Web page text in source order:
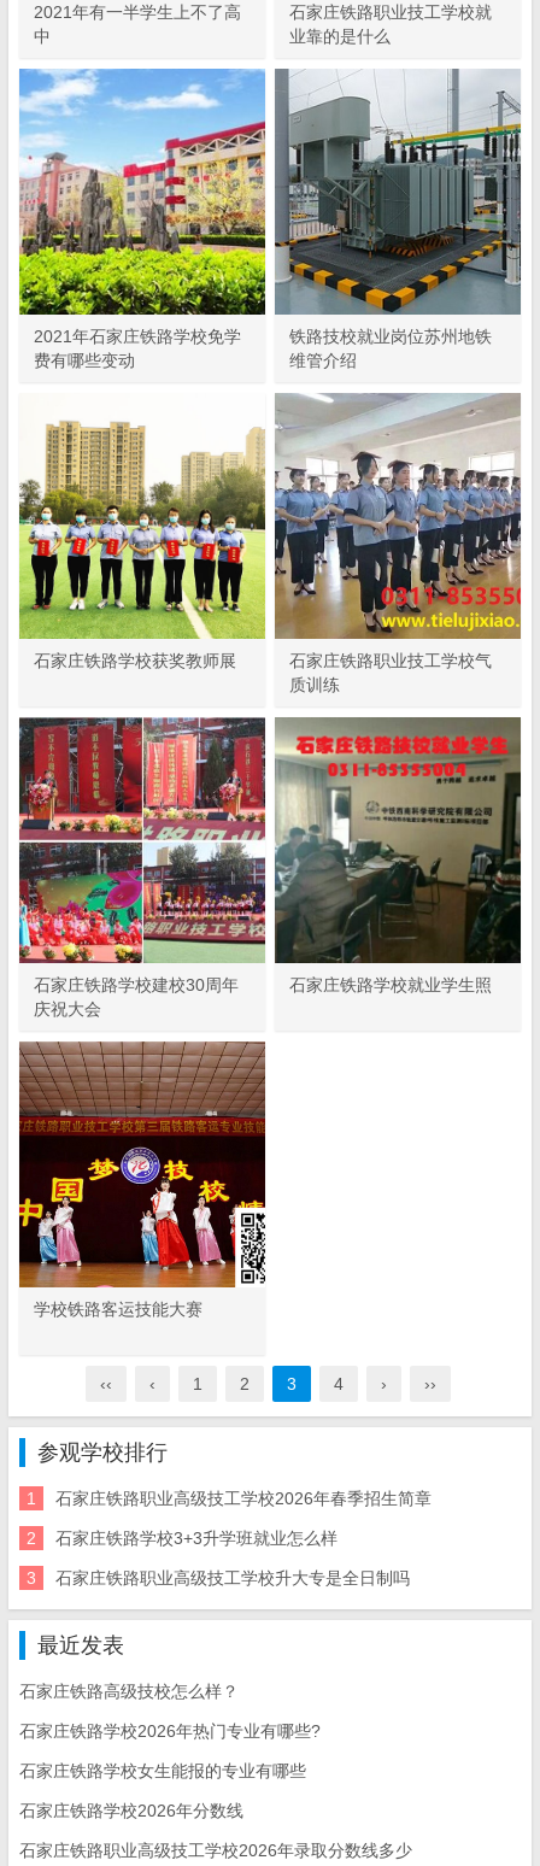
2021年有一半学生上不了高
中
​石家庄铁路职业技工学校就
业靠的是什么
2021年石家庄铁路学校免学
费有哪些变动
铁路技校就业岗位苏州地铁
维管介绍
石家庄铁路学校获奖教师展
石家庄铁路职业技工学校气
质训练
石家庄铁路学校建校30周年
庆祝大会
石家庄铁路学校就业学生照
学校铁路客运技能大赛
‹‹ ‹ 1 2 3 4 › ››
参观学校排行
1 石家庄铁路职业高级技工学校2026年春季招生简章
2 石家庄铁路学校3+3升学班就业怎么样
3 石家庄铁路职业高级技工学校升大专是全日制吗
最近发表
石家庄铁路高级技校怎么样？
石家庄铁路学校2026年热门专业有哪些?
石家庄铁路学校女生能报的专业有哪些
石家庄铁路学校2026年分数线
石家庄铁路职业高级技工学校2026年录取分数线多少